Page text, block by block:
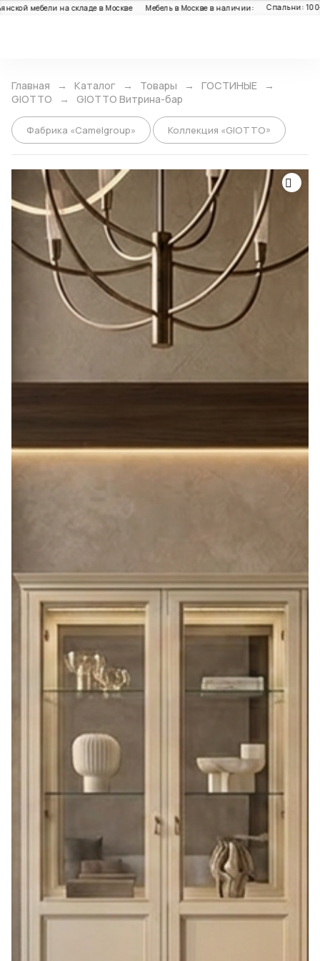
мебели на складе в Москве Мебель в Москве в наличии: Спальни: 100+
Главная Каталог Товары
ГОСТИНЫЕ
GIOTTO
GIOTTO Витрина-бар
Фабрика «Camelgroup» Коллекция «GIOTTO»